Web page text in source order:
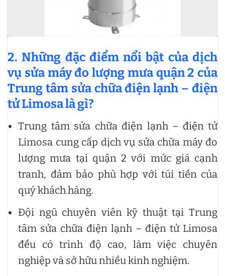
2. Những đặc điểm nổi bật của dịch
vụ sửa máy đo lượng mưa quận 2 của
Trung tâm sửa chữa điện lạnh – điện
tử Limosa là gì?
Trung tâm sửa chữa điện lạnh – điện tử
Limosa cung cấp dịch vụ sửa chữa máy đo
lượng mưa tại quận 2 với mức giá cạnh
tranh, đảm bảo phù hợp với túi tiền của
quý khách hàng.
Đội ngũ chuyên viên kỹ thuật tại Trung
tâm sửa chữa điện lạnh – điện tử Limosa
đều có trình độ cao, làm việc chuyên
nghiệp và sở hữu nhiều kinh nghiệm.